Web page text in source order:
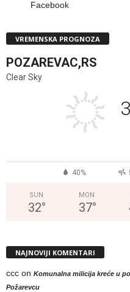
Facebook
VREMENSKA PROGNOZA
POZAREVAC,RS
Clear Sky
40%
SUN
32°
MON
37°
NAJNOVIJI KOMENTARI
ccc on Komunalna milicija kreće u
Požarevcu